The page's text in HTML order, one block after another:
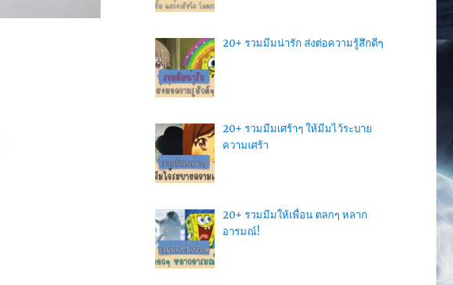
20+ รวมมีมน่ารัก ส่งต่อความรู้สึกดีๆ
20+ รวมมีมเศร้าๆ ให้มีมไว้ระบาย
ความเศร้า
20+ รวมมีมให้เพื่อน ตลกๆ หลาก
อารมณ์!